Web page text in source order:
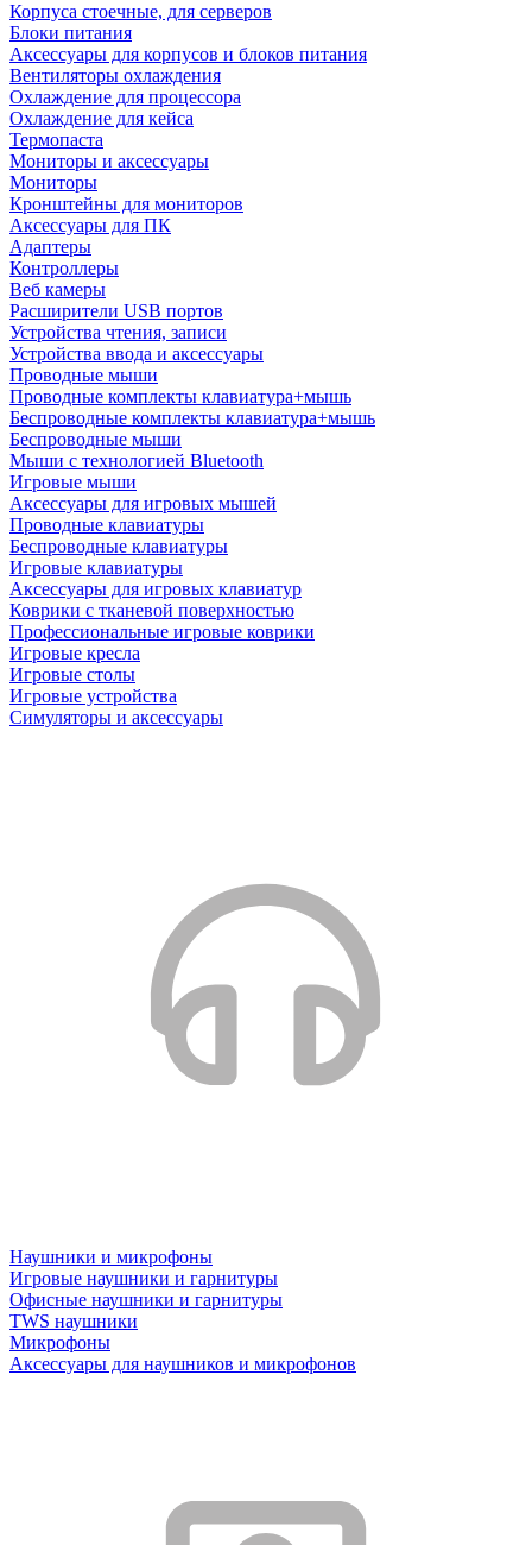
Корпуса стоечные, для серверов
Блоки питания
Аксессуары для корпусов и блоков питания
Вентиляторы охлаждения
Охлаждение для процессора
Охлаждение для кейса
Термопаста
Мониторы и аксессуары
Мониторы
Кронштейны для мониторов
Аксессуары для ПК
Адаптеры
Контроллеры
Веб камеры
Расширители USB портов
Устройства чтения, записи
Устройства ввода и аксессуары
Проводные мыши
Проводные комплекты клавиатура+мышь
Беспроводные комплекты клавиатура+мышь
Беспроводные мыши
Мыши с технологией Bluetooth
Игровые мыши
Аксессуары для игровых мышей
Проводные клавиатуры
Беспроводные клавиатуры
Игровые клавиатуры
Аксессуары для игровых клавиатур
Коврики с тканевой поверхностью
Профессиональные игровые коврики
Игровые кресла
Игровые столы
Игровые устройства
Симуляторы и аксессуары
Наушники и микрофоны
Игровые наушники и гарнитуры
Офисные наушники и гарнитуры
TWS наушники
Микрофоны
Аксессуары для наушников и микрофонов